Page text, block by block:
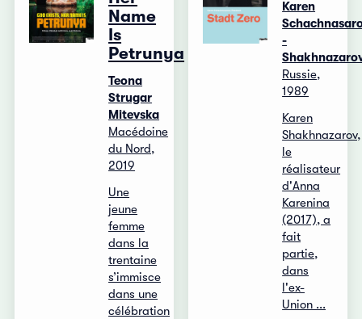
Name
Is
Petrunya
Teona
Strugar
Mitevska
Macédoine
du Nord,
2019
Une
jeune
femme
dans la
trentaine
s’immisce
dans une
célébration
Karen
-
Russie,
1989
Karen
Shakhnazarov,
le
réalisateur
d'Anna
Karenina
(2017), a
fait
partie,
dans
l'ex-
Union ...